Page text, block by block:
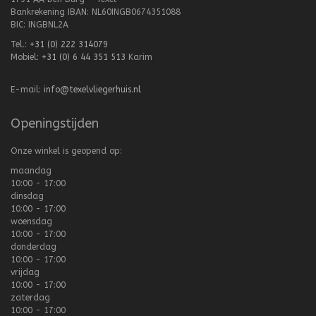
Bankrekening IBAN: NL60INGB0674351088
BIC: INGBNL2A
Tel.: +31 (0) 222 314079
Mobiel: +31 (0) 6 44 351 513 Karim
E-mail: info@texelvliegerhuis.nl
Openingstijden
Onze winkel is geopend op:
maandag
10:00 - 17:00
dinsdag
10:00 - 17:00
woensdag
10:00 - 17:00
donderdag
10:00 - 17:00
vrijdag
10:00 - 17:00
zaterdag
10:00 - 17:00